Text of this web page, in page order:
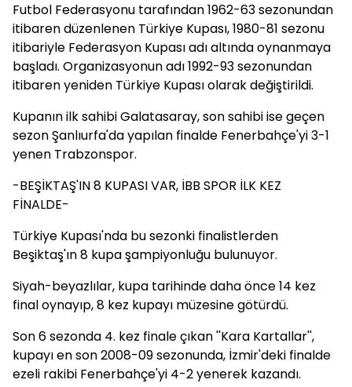
Futbol Federasyonu tarafından 1962-63 sezonundan
itibaren düzenlenen Türkiye Kupası, 1980-81 sezonu
itibariyle Federasyon Kupası adı altında oynanmaya
başladı. Organizasyonun adı 1992-93 sezonundan
itibaren yeniden Türkiye Kupası olarak değiştirildi.
Kupanın ilk sahibi Galatasaray, son sahibi ise geçen
sezon Şanlıurfa'da yapılan finalde Fenerbahçe'yi 3-1
yenen Trabzonspor.
-BEŞİKTAŞ'IN 8 KUPASI VAR, İBB SPOR İLK KEZ
FİNALDE-
Türkiye Kupası'nda bu sezonki finalistlerden
Beşiktaş'ın 8 kupa şampiyonluğu bulunuyor.
Siyah-beyazlılar, kupa tarihinde daha önce 14 kez
final oynayıp, 8 kez kupayı müzesine götürdü.
Son 6 sezonda 4. kez finale çıkan ''Kara Kartallar'',
kupayı en son 2008-09 sezonunda, İzmir'deki finalde
ezeli rakibi Fenerbahçe'yi 4-2 yenerek kazandı.